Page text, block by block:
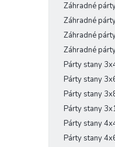
Záhradné
Záhradné
Záhradné
Záhradné
Párty stany
Párty stany
Párty stany
Párty stany
Párty stany
Párty stany